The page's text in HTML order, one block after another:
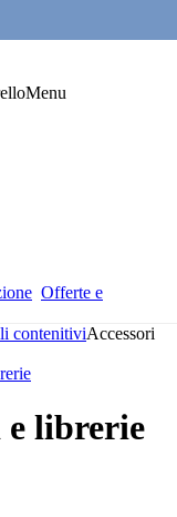
Menu
Offerte e
contenitiviAccessori
e librerie